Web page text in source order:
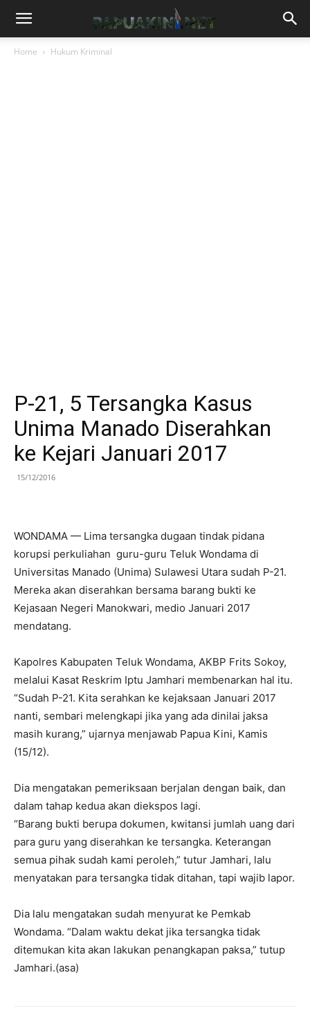
Home Hukum Kriminal
P-21, 5 Tersangka Kasus
Unima Manado Diserahkan
ke Kejari Januari 2017
15/12/2016
WONDAMA — Lima tersangka dugaan tindak pidana
korupsi perkuliahan guru-guru Teluk Wondama di
Universitas Manado (Unima) Sulawesi Utara sudah P-21.
Mereka akan diserahkan bersama barang bukti ke
Kejasaan Negeri Manokwari, medio Januari 2017
mendatang.
Kapolres Kabupaten Teluk Wondama, AKBP Frits Sokoy,
melalui Kasat Reskrim Iptu Jamhari membenarkan hal itu.
“Sudah P-21. Kita serahkan ke kejaksaan Januari 2017
nanti, sembari melengkapi jika yang ada dinilai jaksa
masih kurang,” ujarnya menjawab Papua Kini, Kamis
(15/12).
Dia mengatakan pemeriksaan berjalan dengan baik, dan
dalam tahap kedua akan diekspos lagi.
“Barang bukti berupa dokumen, kwitansi jumlah uang dari
para guru yang diserahkan ke tersangka. Keterangan
semua pihak sudah kami peroleh,” tutur Jamhari, lalu
menyatakan para tersangka tidak ditahan, tapi wajib lapor.
Dia lalu mengatakan sudah menyurat ke Pemkab
Wondama. “Dalam waktu dekat jika tersangka tidak
ditemukan kita akan lakukan penangkapan paksa,” tutup
Jamhari.(asa)